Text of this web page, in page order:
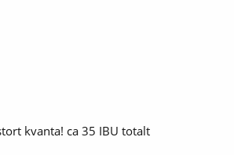
kvanta! ca 35 IBU totalt